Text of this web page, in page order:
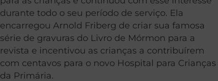
durante todo o seu período de serviço. Ela
encarregou Arnold Friberg de criar sua famosa
série de gravuras do Livro de Mórmon para a
revista e incentivou as crianças a contribuírem
com centavos para o novo Hospital para Crianças
da Primária.